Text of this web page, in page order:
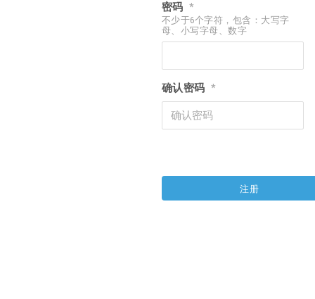
密码 *
不少于6个字符，包含：大写字
母、小写字母、数字
确认密码 *